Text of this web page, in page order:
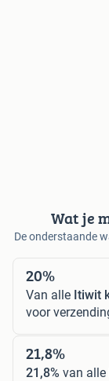
Wat je
De onderstaande
20%
Van alle Itiwit
voor
21,8%
21,8% van alle